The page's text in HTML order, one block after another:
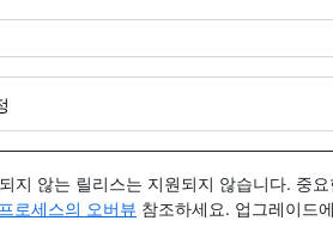
지 않는 릴리스는 지원되지 않습니다. 중
로세스의 오버뷰 참조하세요. 업그레이드